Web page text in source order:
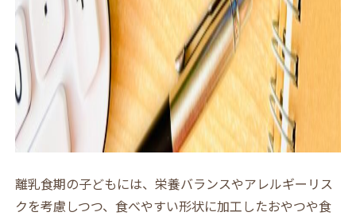
離乳食期の子どもには、栄養バランスやアレルギーリス
クを考慮しつつ、食べやすい形状に加工したおやつや食